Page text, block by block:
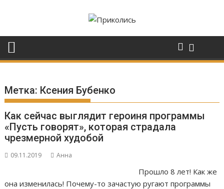
Метка: Ксения Бубенко
Как сейчас выглядит героиня программы
«Пусть говорят», которая страдала
чрезмерной худобой
09.11.2019 Анна
Прошло 8 лет! Как же
она изменилась! Почему-то зачастую ругают программы